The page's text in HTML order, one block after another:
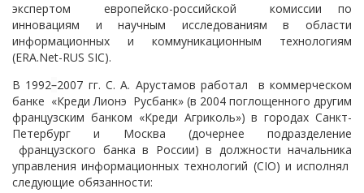
экспертом европейско-российской комиссии по
инновациям и научным исследованиям в области
информационных и коммуникационным технологиям
(ERA.Net-RUS SIC).
В 1992–2007 гг. С. А. Арустамов работал в коммерческом
банке «Креди Лионэ Русбанк» (в 2004 поглощенного другим
французским банком «Креди Агриколь») в городах Санкт-
Петербург и Москва (дочернее подразделение
французского банка в России) в должности начальника
управления информационных технологий (CIO) и исполнял
следующие обязанности: